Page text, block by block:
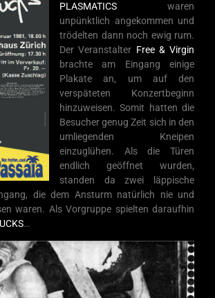
PLASMATICS waren
unpünktlich angekommen und
trödelten dann noch ewig rum.
Der Veranstalter Free & Virgin
brachte am Eingang einige
Plakate an, um auf den
verspäteten Konzertbeginn
hinzuweisen. Somit hatten die
Besucher genug Zeit sich in den
umliegenden Kneipen
einzuglühen. Als die Türen
endlich geöffnet wurden,
standen da zwei läppische
die dem Ansturm natürlich nie und
waren. Als Vorgruppe spielten daraufhin
…